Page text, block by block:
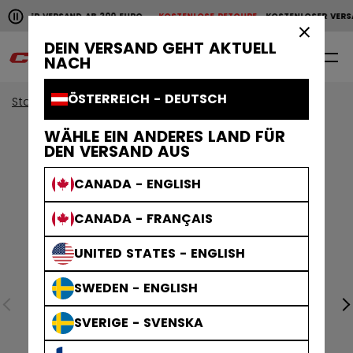
DEIN VERSAND GEHT AKTUELL
NACH
ÖSTERREICH - DEUTSCH
WÄHLE EIN ANDERES LAND FÜR
DEN VERSAND AUS
CANADA - ENGLISH
CANADA - FRANÇAIS
UNITED STATES - ENGLISH
SWEDEN - ENGLISH
SVERIGE - SVENSKA
Horizontale Bildlaufanimation anhalten.
VERSAND AB 200 EUROKOSTENLOSE RETOURE KOSTENLOSER
KOSTENLOSER VERSAND AB 200 EURO KOSTENLOSE
0
Start Bekleidung Collections